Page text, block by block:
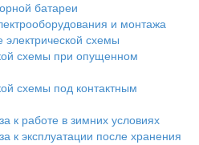
батареи
и монтажа
электрической схемы
схемы при опущенном
схемы под контактным
к работе в зимних условиях
к эксплуатации после хранения